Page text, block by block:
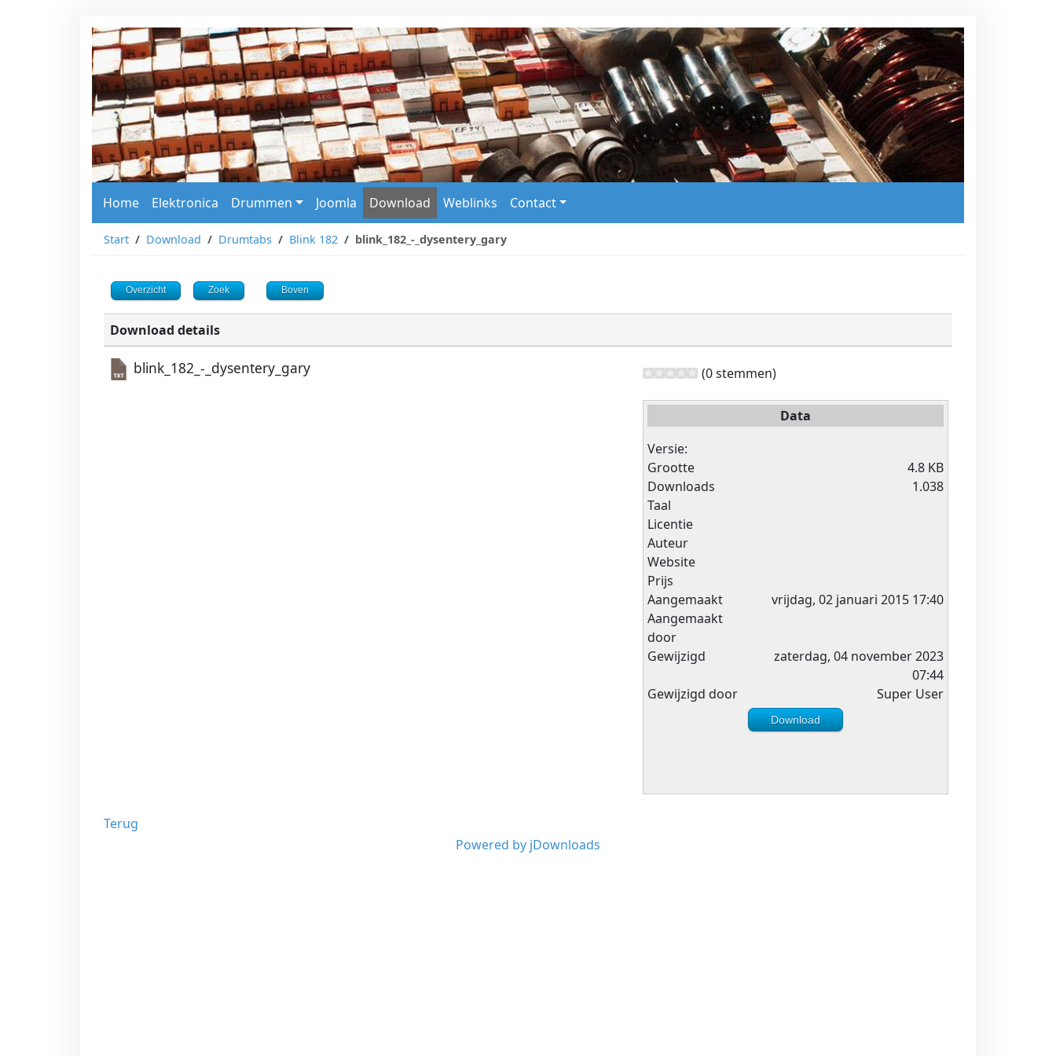
Home Elektronica Drummen Joomla Download Weblinks Contact
Start Download Drumtabs Blink 182 blink_182_-_dysentery_gary
Overzicht Zoek Boven
Download details
blink_182_-_dysentery_gary (0 stemmen)
Data
Versie:
Grootte
4.8 KB
Downloads
1.038
Taal
Licentie
Auteur
Website
Prijs
Aangemaakt
vrijdag, 02 januari 2015 17:40
Aangemaakt
door
Gewijzigd
zaterdag, 04 november 2023
07:44
Gewijzigd door
Super User
Download
Terug
Powered by jDownloads